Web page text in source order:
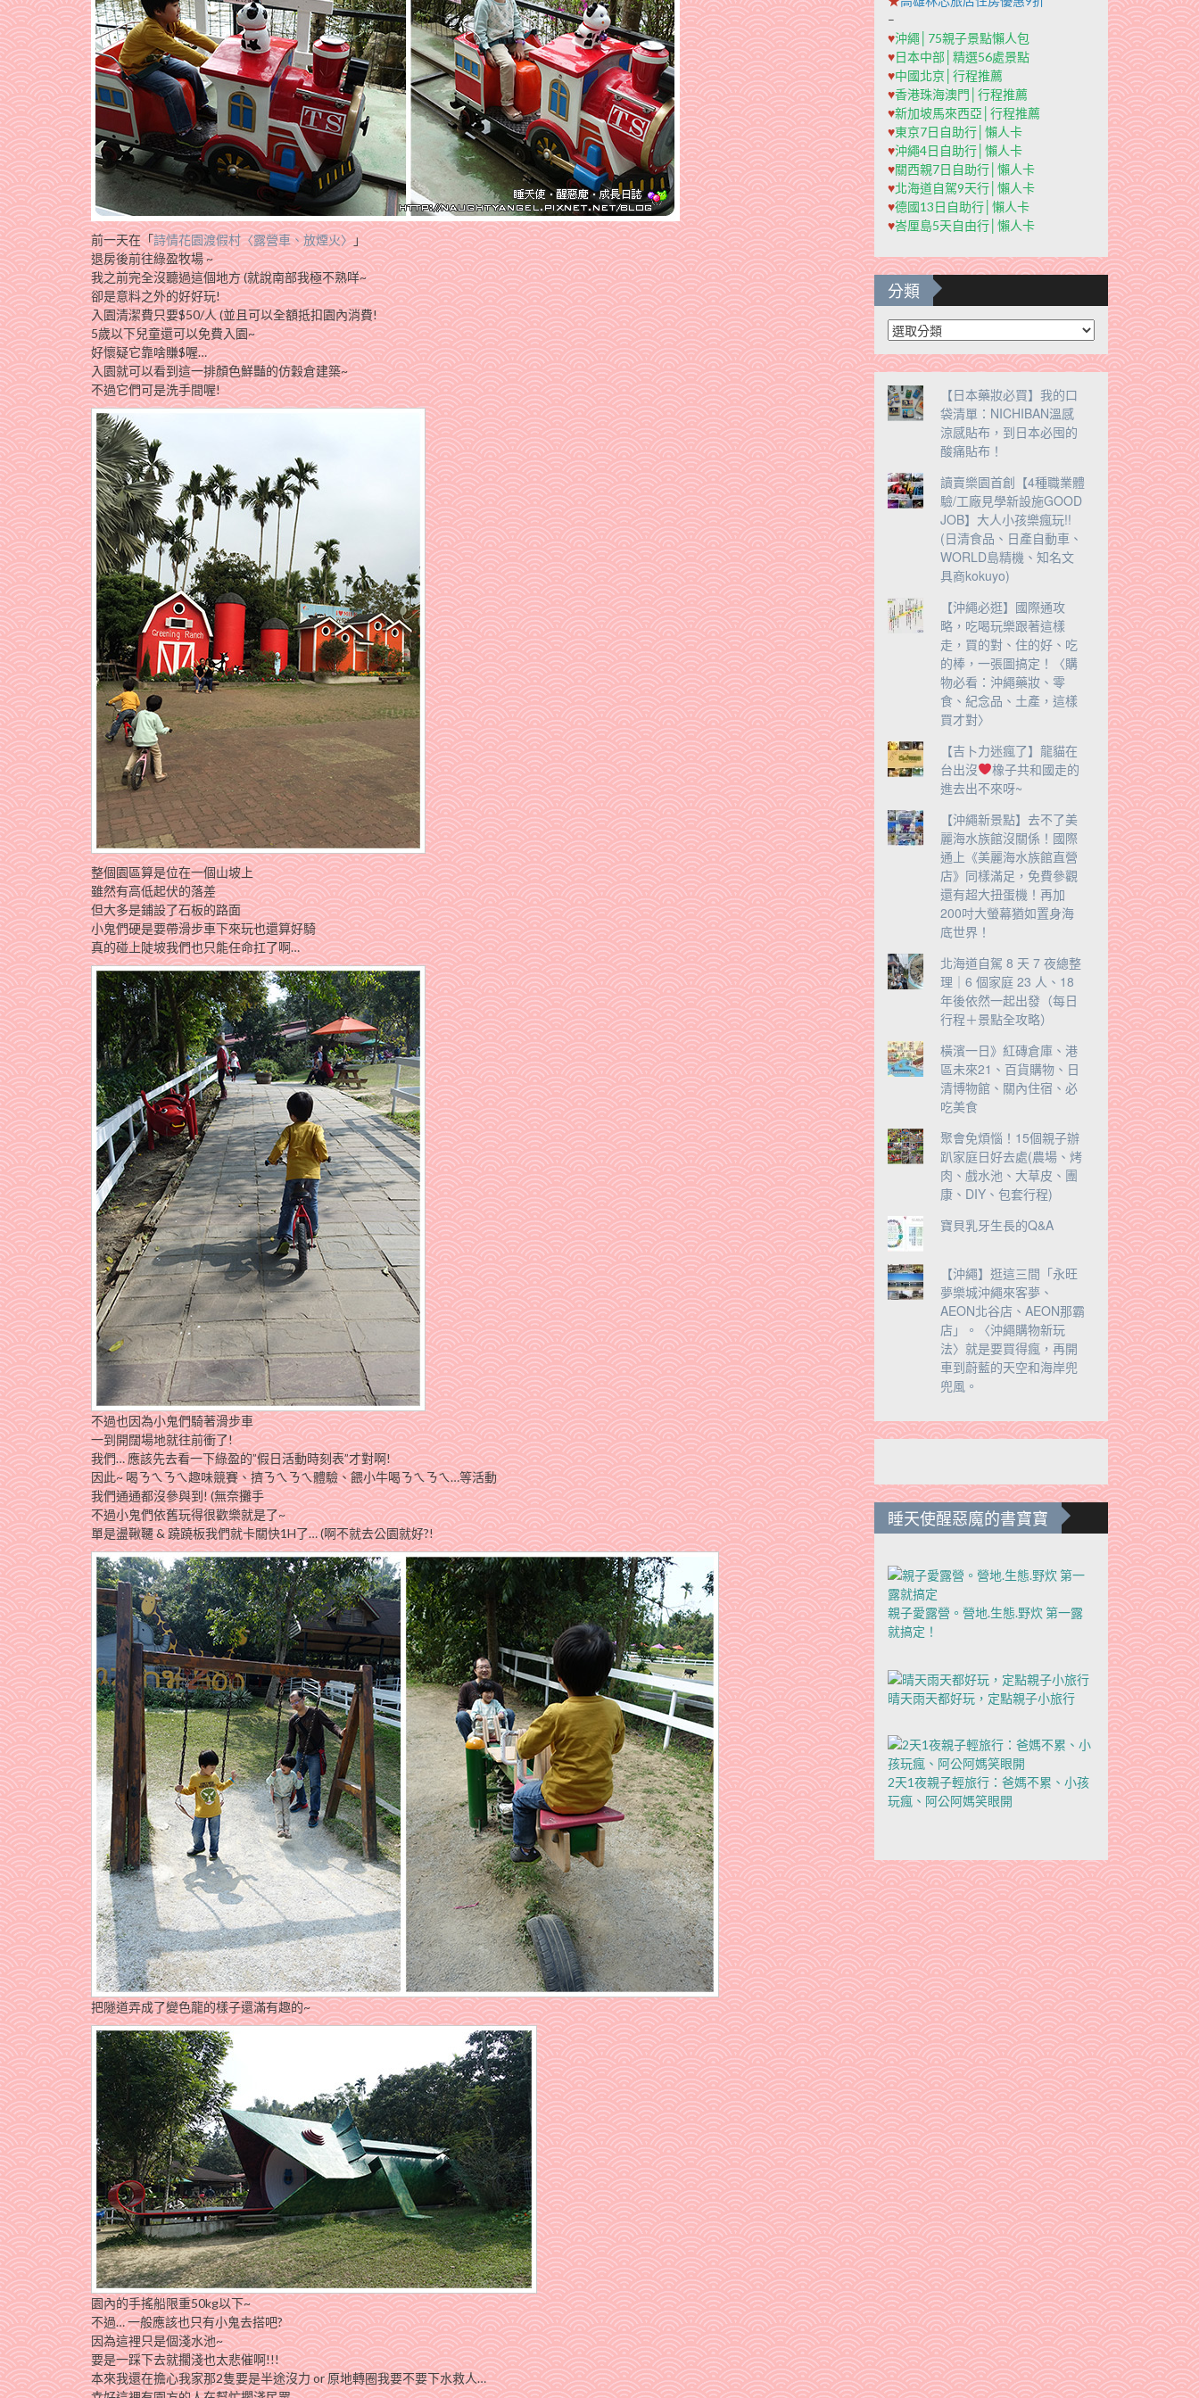
前一天在「詩情花園渡假村〈露營車、放煙火〉」
退房後前往綠盈牧場 ~
我之前完全沒聽過這個地方 (就說南部我極不熟咩~
卻是意料之外的好好玩!
入園清潔費只要$50/人 (並且可以全額抵扣園內消費!
5歲以下兒童還可以免費入園~
好懷疑它靠啥賺$喔…
入園就可以看到這一排顏色鮮豔的仿穀倉建築~
不過它們可是洗手間喔!
整個園區算是位在一個山坡上
雖然有高低起伏的落差
但大多是鋪設了石板的路面
小鬼們硬是要帶滑步車下來玩也還算好騎
真的碰上陡坡我們也只能任命扛了啊…
不過也因為小鬼們騎著滑步車
一到開闊場地就往前衝了!
我們… 應該先去看一下綠盈的”假日活動時刻表”才對啊!
因此~ 喝ㄋㄟㄋㄟ趣味競賽、擠ㄋㄟㄋㄟ體驗、餵小牛喝ㄋㄟㄋㄟ…等活動
我們通通都沒參與到! (無奈攤手
不過小鬼們依舊玩得很歡樂就是了~
單是盪鞦韆 & 蹺蹺板我們就卡關快1H了… (啊不就去公園就好?!
把隧道弄成了變色龍的樣子還滿有趣的~
園內的手搖船限重50kg以下~
不過… 一般應該也只有小鬼去搭吧?
因為這裡只是個淺水池~
要是一踩下去就擱淺也太悲催啊!!!
本來我還在擔心我家那2隻要是半途沒力 or 原地轉圈我要不要下水救人…
–
♥沖繩│75親子景點懶人包
♥日本中部│精選56處景點
♥中國北京│行程推薦
♥香港珠海澳門│行程推薦
♥新加坡馬來西亞│行程推薦
♥東京7日自助行│懶人卡
♥沖繩4日自助行│懶人卡
♥關西親7日自助行│懶人卡
♥北海道自駕9天行│懶人卡
♥德國13日自助行│懶人卡
♥峇厘島5天自由行│懶人卡
分類
分
類
【日本藥妝必買】我的口
袋清單：NICHIBAN溫感
涼感貼布，到日本必囤的
酸痛貼布！
讀賣樂園首創【4種職業體
驗/工廠見學新設施GOOD
JOB】大人小孩樂瘋玩!!
(日清食品、日產自動車、
WORLD島精機、知名文
具商kokuyo)
【沖繩必逛】國際通攻
略，吃喝玩樂跟著這樣
走，買的對、住的好、吃
的棒，一張圖搞定！〈購
物必看：沖繩藥妝、零
食、紀念品、土產，這樣
買才對〉
【吉卜力迷瘋了】龍貓在
台出沒
橡子共和國走的
進去出不來呀~
【沖繩新景點】去不了美
麗海水族館沒關係！國際
通上《美麗海水族館直營
店》同樣滿足，免費參觀
還有超大扭蛋機！再加
200吋大螢幕猶如置身海
底世界！
北海道自駕 8 天 7 夜總整
理｜6 個家庭 23 人、18
年後依然一起出發（每日
行程＋景點全攻略）
橫濱一日》紅磚倉庫、港
區未來21、百貨購物、日
清博物館、關內住宿、必
吃美食
聚會免煩惱！15個親子辦
趴家庭日好去處(農場、烤
肉、戲水池、大草皮、團
康、DIY、包套行程)
寶貝乳牙生長的Q&A
【沖繩】逛這三間「永旺
夢樂城沖繩來客夢、
AEON北谷店、AEON那霸
店」。〈沖繩購物新玩
法〉就是要買得瘋，再開
車到蔚藍的天空和海岸兜
兜風。
睡天使醒惡魔的書寶寶
親子愛露營。營地.生態.野炊 第一露
就搞定！
晴天雨天都好玩，定點親子小旅行
2天1夜親子輕旅行：爸媽不累、小孩
玩瘋、阿公阿媽笑眼開